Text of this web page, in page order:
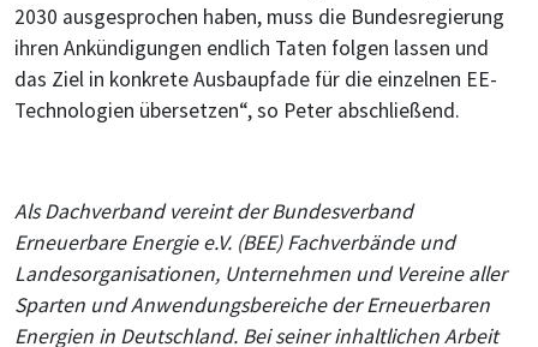
2030 ausgesprochen haben, muss die Bundesregierung
ihren Ankündigungen endlich Taten folgen lassen und
das Ziel in konkrete Ausbaupfade für die einzelnen EE-
Technologien übersetzen“, so Peter abschließend.
Als Dachverband vereint der Bundesverband
Erneuerbare Energie e.V. (BEE) Fachverbände und
Landesorganisationen, Unternehmen und Vereine aller
Sparten und Anwendungsbereiche der Erneuerbaren
Energien in Deutschland. Bei seiner inhaltlichen Arbeit